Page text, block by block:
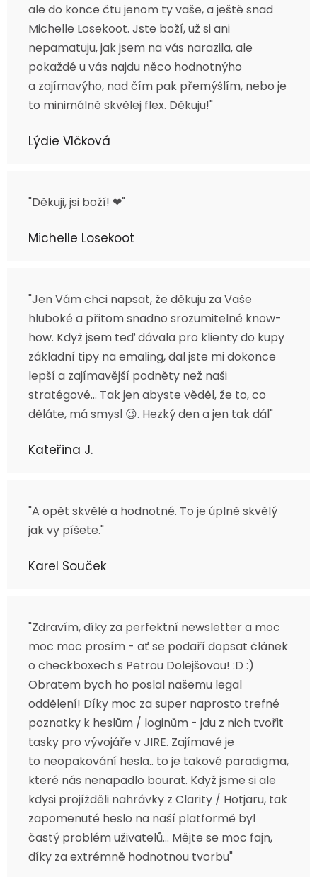
ale do konce čtu jenom ty vaše, a ještě snad
Michelle Losekoot. Jste boží, už si ani
nepamatuju, jak jsem na vás narazila, ale
pokaždé u vás najdu něco hodnotnýho
a zajímavýho, nad čím pak přemýšlím, nebo je
to minimálně skvělej flex. Děkuju!"
Lýdie Vlčková
"Děkuji, jsi boží! ❤"
Michelle Losekoot
"Jen Vám chci napsat, že děkuju za Vaše
hluboké a přitom snadno srozumitelné know-
how. Když jsem teď dávala pro klienty do kupy
základní tipy na emaling, dal jste mi dokonce
lepší a zajímavější podněty než naši
stratégové… Tak jen abyste věděl, že to, co
děláte, má smysl 😉. Hezký den a jen tak dál"
Kateřina J.
"A opět skvělé a hodnotné. To je úplně skvělý
jak vy píšete."
Karel Souček
"Zdravím, díky za perfektní newsletter a moc
moc moc prosím - ať se podaří dopsat článek
o checkboxech s Petrou Dolejšovou! :D :)
Obratem bych ho poslal našemu legal
oddělení! Díky moc za super naprosto trefné
poznatky k heslům / loginům - jdu z nich tvořit
tasky pro vývojáře v JIRE. Zajímavé je
to neopakování hesla.. to je takové paradigma,
které nás nenapadlo bourat. Když jsme si ale
kdysi projížděli nahrávky z Clarity / Hotjaru, tak
zapomenuté heslo na naší platformě byl
častý problém uživatelů... Mějte se moc fajn,
díky za extrémně hodnotnou tvorbu"